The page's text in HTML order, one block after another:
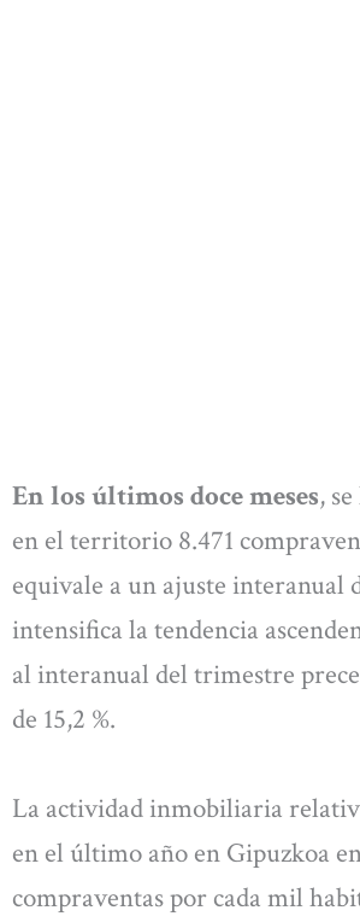
En los últimos doce meses,
en el territorio 8.471
equivale a un ajuste interanual
intensifica la tendencia
al interanual del trimestre
de 15,2 %.
La actividad inmobiliaria
en el último año en Gipuzkoa
compraventas por cada mil